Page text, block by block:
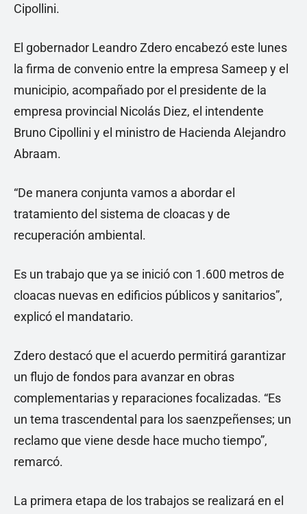
Cipollini.
El gobernador Leandro Zdero encabezó este lunes
la firma de convenio entre la empresa Sameep y el
municipio, acompañado por el presidente de la
empresa provincial Nicolás Diez, el intendente
Bruno Cipollini y el ministro de Hacienda Alejandro
Abraam.
“De manera conjunta vamos a abordar el
tratamiento del sistema de cloacas y de
recuperación ambiental.
Es un trabajo que ya se inició con 1.600 metros de
cloacas nuevas en edificios públicos y sanitarios”,
explicó el mandatario.
Zdero destacó que el acuerdo permitirá garantizar
un flujo de fondos para avanzar en obras
complementarias y reparaciones focalizadas. “Es
un tema trascendental para los saenzpeñenses; un
reclamo que viene desde hace mucho tiempo”,
remarcó.
La primera etapa de los trabajos se realizará en el